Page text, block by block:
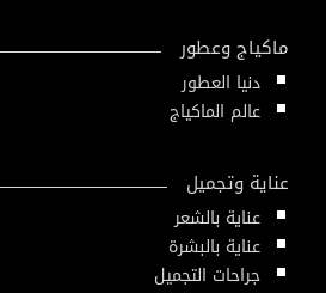
ماكياج وعطور
دنيا العطور
عالم الماكياج
عناية وتجميل
عناية بالشعر
عناية بالبشرة
جراحات التجميل